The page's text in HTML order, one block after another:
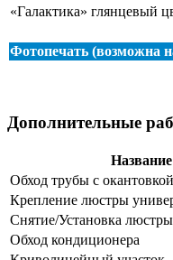
«Галактика» глянцевый
Фотопечать (возможна
Дополнительные
Название
Обход трубы с окантовкой
Крепление люстры
Снятие/Установка люстры
Обход кондиционера